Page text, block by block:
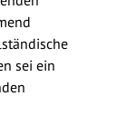
sei ein